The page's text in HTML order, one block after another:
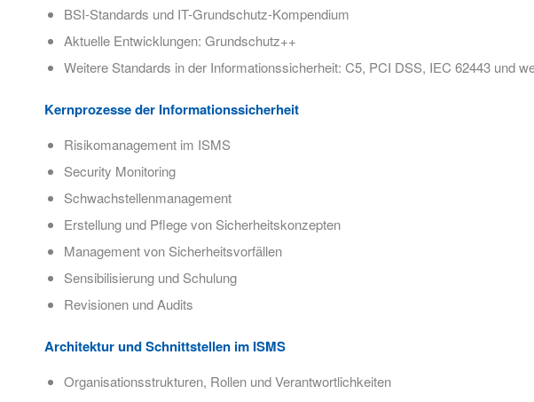
BSI-Standards und IT-Grundschutz-Kompendium
Aktuelle Entwicklungen: Grundschutz++
Weitere Standards in der Informationssicherheit: C5, PCI DSS, IEC 62443 und
Kernprozesse der Informationssicherheit
Risikomanagement im ISMS
Security Monitoring
Schwachstellenmanagement
Erstellung und Pflege von Sicherheitskonzepten
Management von Sicherheitsvorfällen
Sensibilisierung und Schulung
Revisionen und Audits
Architektur und Schnittstellen im ISMS
Organisationsstrukturen, Rollen und Verantwortlichkeiten